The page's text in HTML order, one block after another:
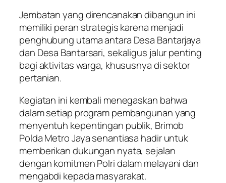
Jembatan yang direncanakan dibangun ini
memiliki peran strategis karena menjadi
penghubung utama antara Desa Bantarjaya
dan Desa Bantarsari, sekaligus jalur penting
bagi aktivitas warga, khususnya di sektor
pertanian.
Kegiatan ini kembali menegaskan bahwa
dalam setiap program pembangunan yang
menyentuh kepentingan publik, Brimob
Polda Metro Jaya senantiasa hadir untuk
memberikan dukungan nyata, sejalan
dengan komitmen Polri dalam melayani dan
mengabdi kepada masyarakat.